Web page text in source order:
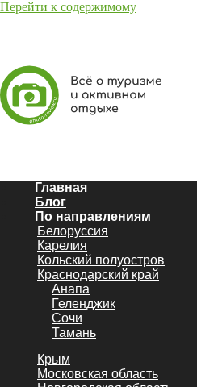
Перейти к содержимому
Главная
Блог
По направлениям
Белоруссия
Карелия
Кольский полуостров
Краснодарский край
Анапа
Геленджик
Сочи
Тамань
Крым
Московская область